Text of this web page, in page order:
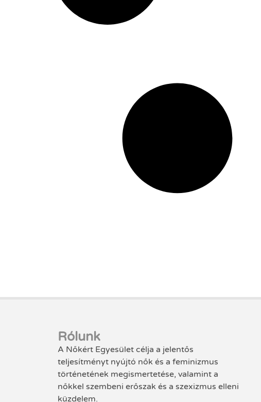
Rólunk
A Nőkért Egyesület célja a jelentős
teljesítményt nyújtó nők és a feminizmus
történetének megismertetése, valamint a
nőkkel szembeni erőszak és a szexizmus elleni
küzdelem.